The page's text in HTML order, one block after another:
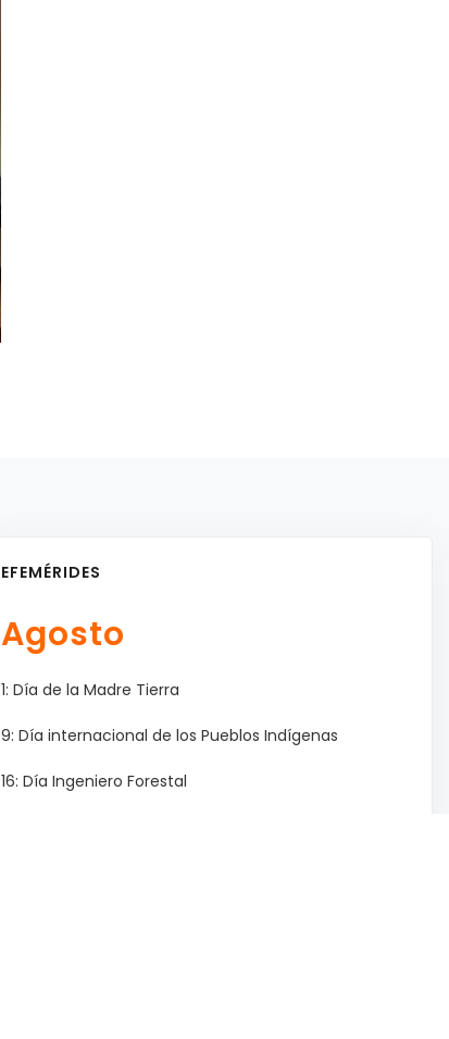
EFEMÉRIDES
Agosto
1: Día de la Madre Tierra
9: Día internacional de los Pueblos Indígenas
16: Día Ingeniero Forestal